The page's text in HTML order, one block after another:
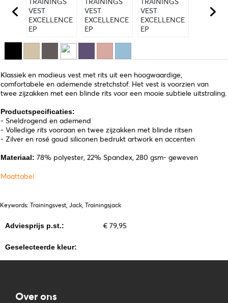
Klassiek en modieus vest met rits uit een hoogwaardige,
comfortabele en ademende stretchstof. Het vest is voorzien van
twee zijzakken met een blinde rits voor een mooie subtiele uitstraling.
Productspecificaties:
- Sneldrogend en ademend
- Volledige rits vooraan en twee zijzakken met blinde ritsen
- Zilver en rosé goud siliconen bedrukt artwork en accenten
Materiaal: 78% polyester, 22% Spandex, 280 gsm- geweven
Maattabel
Keywords: Trainingsvest, Jack, Trainingsjack
Adviesprijs p.st.: € 79,95
Geselecteerde kleur:
Over ons